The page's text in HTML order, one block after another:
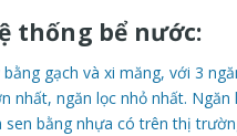
thống bể nước:
gạch và xi măng, với 3
nhất, ngăn lọc nhỏ nhất.
sen bằng nhựa có trên thị